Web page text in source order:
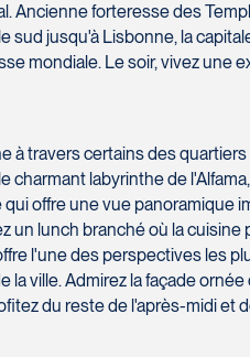
Ancienne forteresse des
sud jusqu'à Lisbonne, la
mondiale. Le soir, vivez une
à travers certains des quartiers
labyrinthe de
offre une vue panoramique
un lunch branché où la cuisine
l'une des perspectives les
ville. Admirez la façade ornée
du reste de l'après-midi et